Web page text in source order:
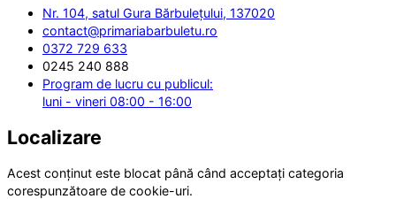
Nr. 104, satul Gura Bărbulețului, 137020
contact@primariabarbuletu.ro
0372 729 633
0245 240 888
Program de lucru cu publicul:
luni - vineri 08:00 - 16:00
Localizare
Acest conținut este blocat până când acceptați categoria
corespunzătoare de cookie-uri.